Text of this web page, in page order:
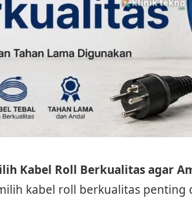
Kabel Roll Berkualitas agar
kabel roll berkualitas